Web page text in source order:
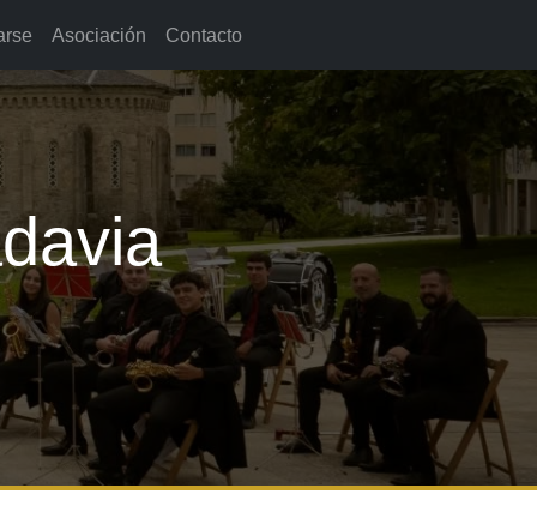
Asociación Contacto